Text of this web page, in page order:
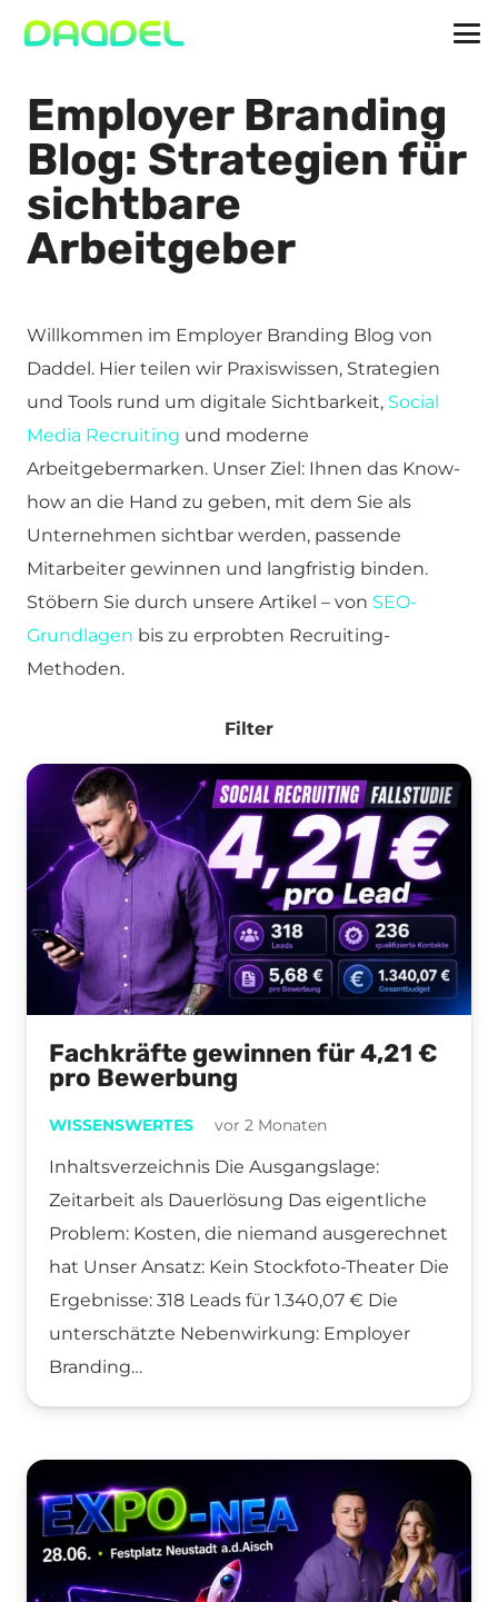
Employer Branding
Blog: Strategien für
sichtbare
Arbeitgeber
Willkommen im Employer Branding Blog von
Daddel. Hier teilen wir Praxiswissen, Strategien
und Tools rund um digitale Sichtbarkeit, Social
Media Recruiting und moderne
Arbeitgebermarken. Unser Ziel: Ihnen das Know-
how an die Hand zu geben, mit dem Sie als
Unternehmen sichtbar werden, passende
Mitarbeiter gewinnen und langfristig binden.
Stöbern Sie durch unsere Artikel – von SEO-
Grundlagen bis zu erprobten Recruiting-
Methoden.
Filter
Fachkräfte gewinnen für 4,21 €
pro Bewerbung
WISSENSWERTES vor 2 Monaten
Inhaltsverzeichnis Die Ausgangslage:
Zeitarbeit als Dauerlösung Das eigentliche
Problem: Kosten, die niemand ausgerechnet
hat Unser Ansatz: Kein Stockfoto-Theater Die
Ergebnisse: 318 Leads für 1.340,07 € Die
unterschätzte Nebenwirkung: Employer
Branding…